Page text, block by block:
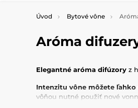
Úvod Bytové vône
Aróma
Elegantné aróma difúzory z
Intenzitu vône môžete
vôňou nutné použiť nové